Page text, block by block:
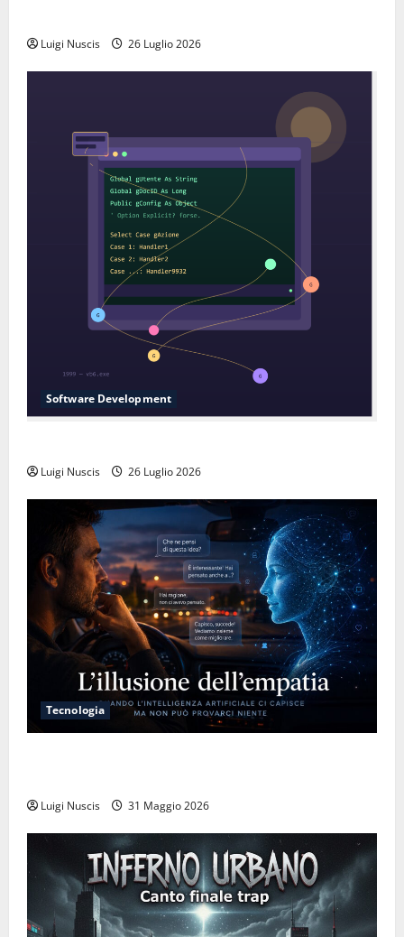
Luigi Nuscis 26 Luglio 2026
Software Development
Luigi Nuscis 26 Luglio 2026
Tecnologia
Luigi Nuscis 31 Maggio 2026